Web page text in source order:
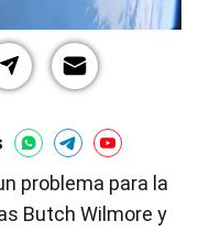
problema para la
Butch Wilmore y